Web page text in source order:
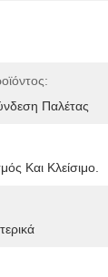
Παλέτας
Και Κλείσιμο.